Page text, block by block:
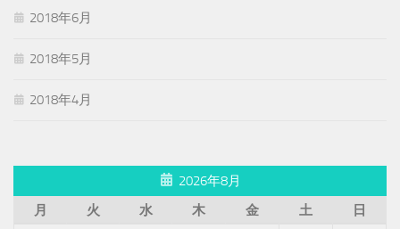
2018年6月
2018年5月
2018年4月
2026年8月
月
火 水 木 金 土
日